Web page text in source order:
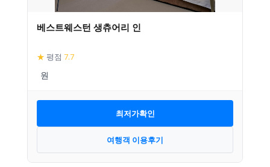
베스트웨스턴 생츄어리 인
★ 평점 7.7
최저가확인
여행객 이용후기